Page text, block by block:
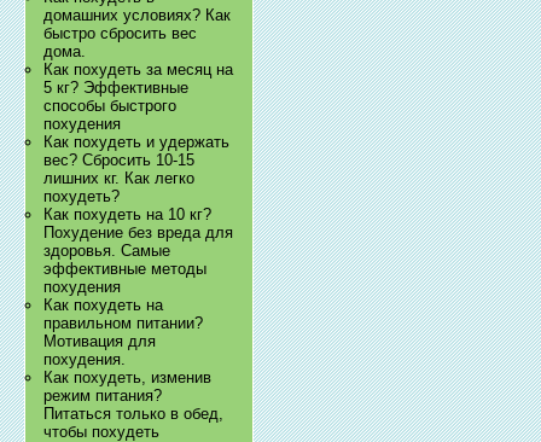
домашних условиях? Как
быстро сбросить вес
дома.
Как похудеть за месяц на
5 кг? Эффективные
способы быстрого
похудения
Как похудеть и удержать
вес? Сбросить 10-15
лишних кг. Как легко
похудеть?
Как похудеть на 10 кг?
Похудение без вреда для
здоровья. Самые
эффективные методы
похудения
Как похудеть на
правильном питании?
Мотивация для
похудения.
Как похудеть, изменив
режим питания?
Питаться только в обед,
чтобы похудеть